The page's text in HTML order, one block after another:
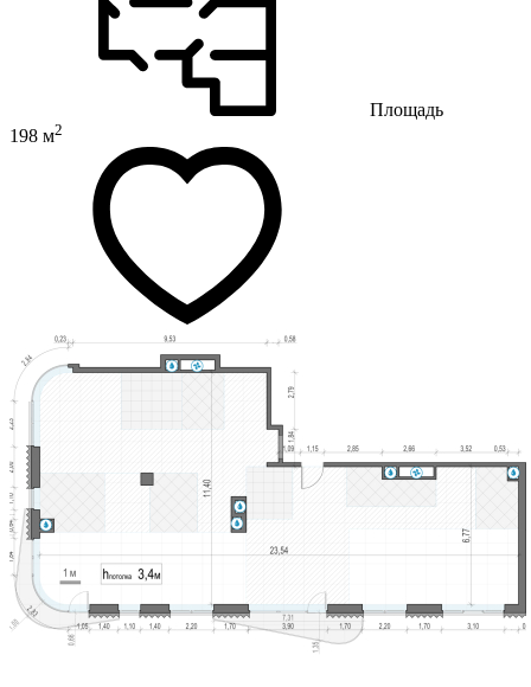
Площадь
198 м2